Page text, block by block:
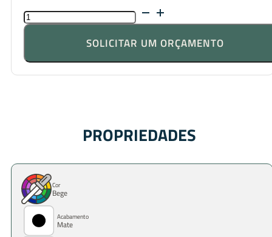
QUANTIDADE
DE
SIENA
SOLICITAR UM ORÇAMENTO
PROPRIEDADES
Cor
Bege
Acabamento
Mate